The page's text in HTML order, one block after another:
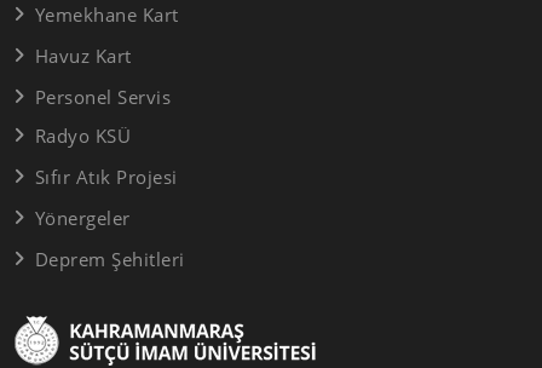
Yemekhane Kart
Havuz Kart
Personel Servis
Radyo KSÜ
Sıfır Atık Projesi
Yönergeler
Deprem Şehitleri